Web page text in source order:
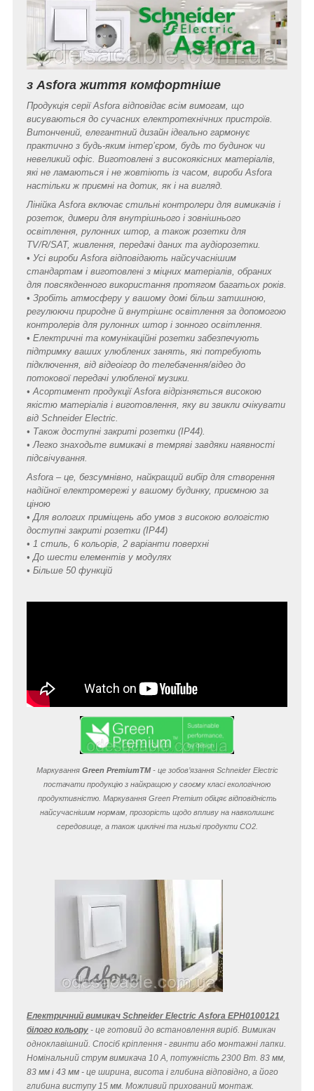
з Asfora життя комфортніше
Продукція серії Asfora відповідає всім вимогам, що
висуваються до сучасних електротехнічних пристроїв.
Витончений, елегантний дизайн ідеально гармонує
практично з будь-яким інтер’єром, будь то будинок чи
невеликий офіс. Виготовлені з високоякісних матеріалів,
які не ламаються і не жовтіють із часом, вироби Asfora
настільки ж приємні на дотик, як і на вигляд.
Лінійка Asfora включає стильні контролери для вимикачів і
розеток, димери для внутрішнього і зовнішнього
освітлення, рулонних штор, а також розетки для
TV/R/SAT, живлення, передачі даних та аудіорозетки.
• Усі вироби Asfora відповідають найсучаснішим
стандартам і виготовлені з міцних матеріалів, обраних
для повсякденного використання протягом багатьох років.
• Зробіть атмосферу у вашому домі більш затишною,
регулюючи природне й внутрішнє освітлення за допомогою
контролерів для рулонних штор і зонного освітлення.
• Електричні та комунікаційні розетки забезпечують
підтримку ваших улюблених занять, які потребують
підключення, від відеоігор до телебачення/відео до
потокової передачі улюбленої музики.
• Асортимент продукції Asfora відрізняється високою
якістю матеріалів і виготовлення, яку ви звикли очікувати
від Schneider Electric.
• Також доступні закриті розетки (IP44).
• Легко знаходьте вимикачі в темряві завдяки наявності
підсвічування.
Asfora – це, безсумнівно, найкращий вибір для створення
надійної електромережі у вашому будинку, приємною за
ціною
• Для вологих приміщень або умов з високою вологістю
доступні закриті розетки (IP44)
• 1 стиль, 6 кольорів, 2 варіанти поверхні
• До шести елементів у модулях
• Більше 50 функцій
Маркування Green PremiumTM- це зобов’язання Schneider Electric
постачати продукцію з найкращою у своєму класі екологічною
продуктивністю. Маркування Green Premium обіцяє відповідність
найсучаснішим нормам, прозорість щодо впливу на навколишнє
середовище, а також циклічні та низькі продукти CO2.
Електричний вимикач Schneider Electric Asfora EPH0100121
білого кольору - це готовий до встановлення виріб. Вимикач
одноклавішний. Спосіб кріплення - гвинти або монтажні лапки.
Номінальний струм вимикача 10 A, потужність 2300 Вт. 83 мм,
83 мм і 43 мм - це ширина, висота і глибина відповідно, а його
глибина виступу 15 мм. Можливий прихований монтаж.